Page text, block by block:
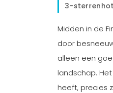
3-
Midden in de
door
alleen een
landschap.
heeft, precies